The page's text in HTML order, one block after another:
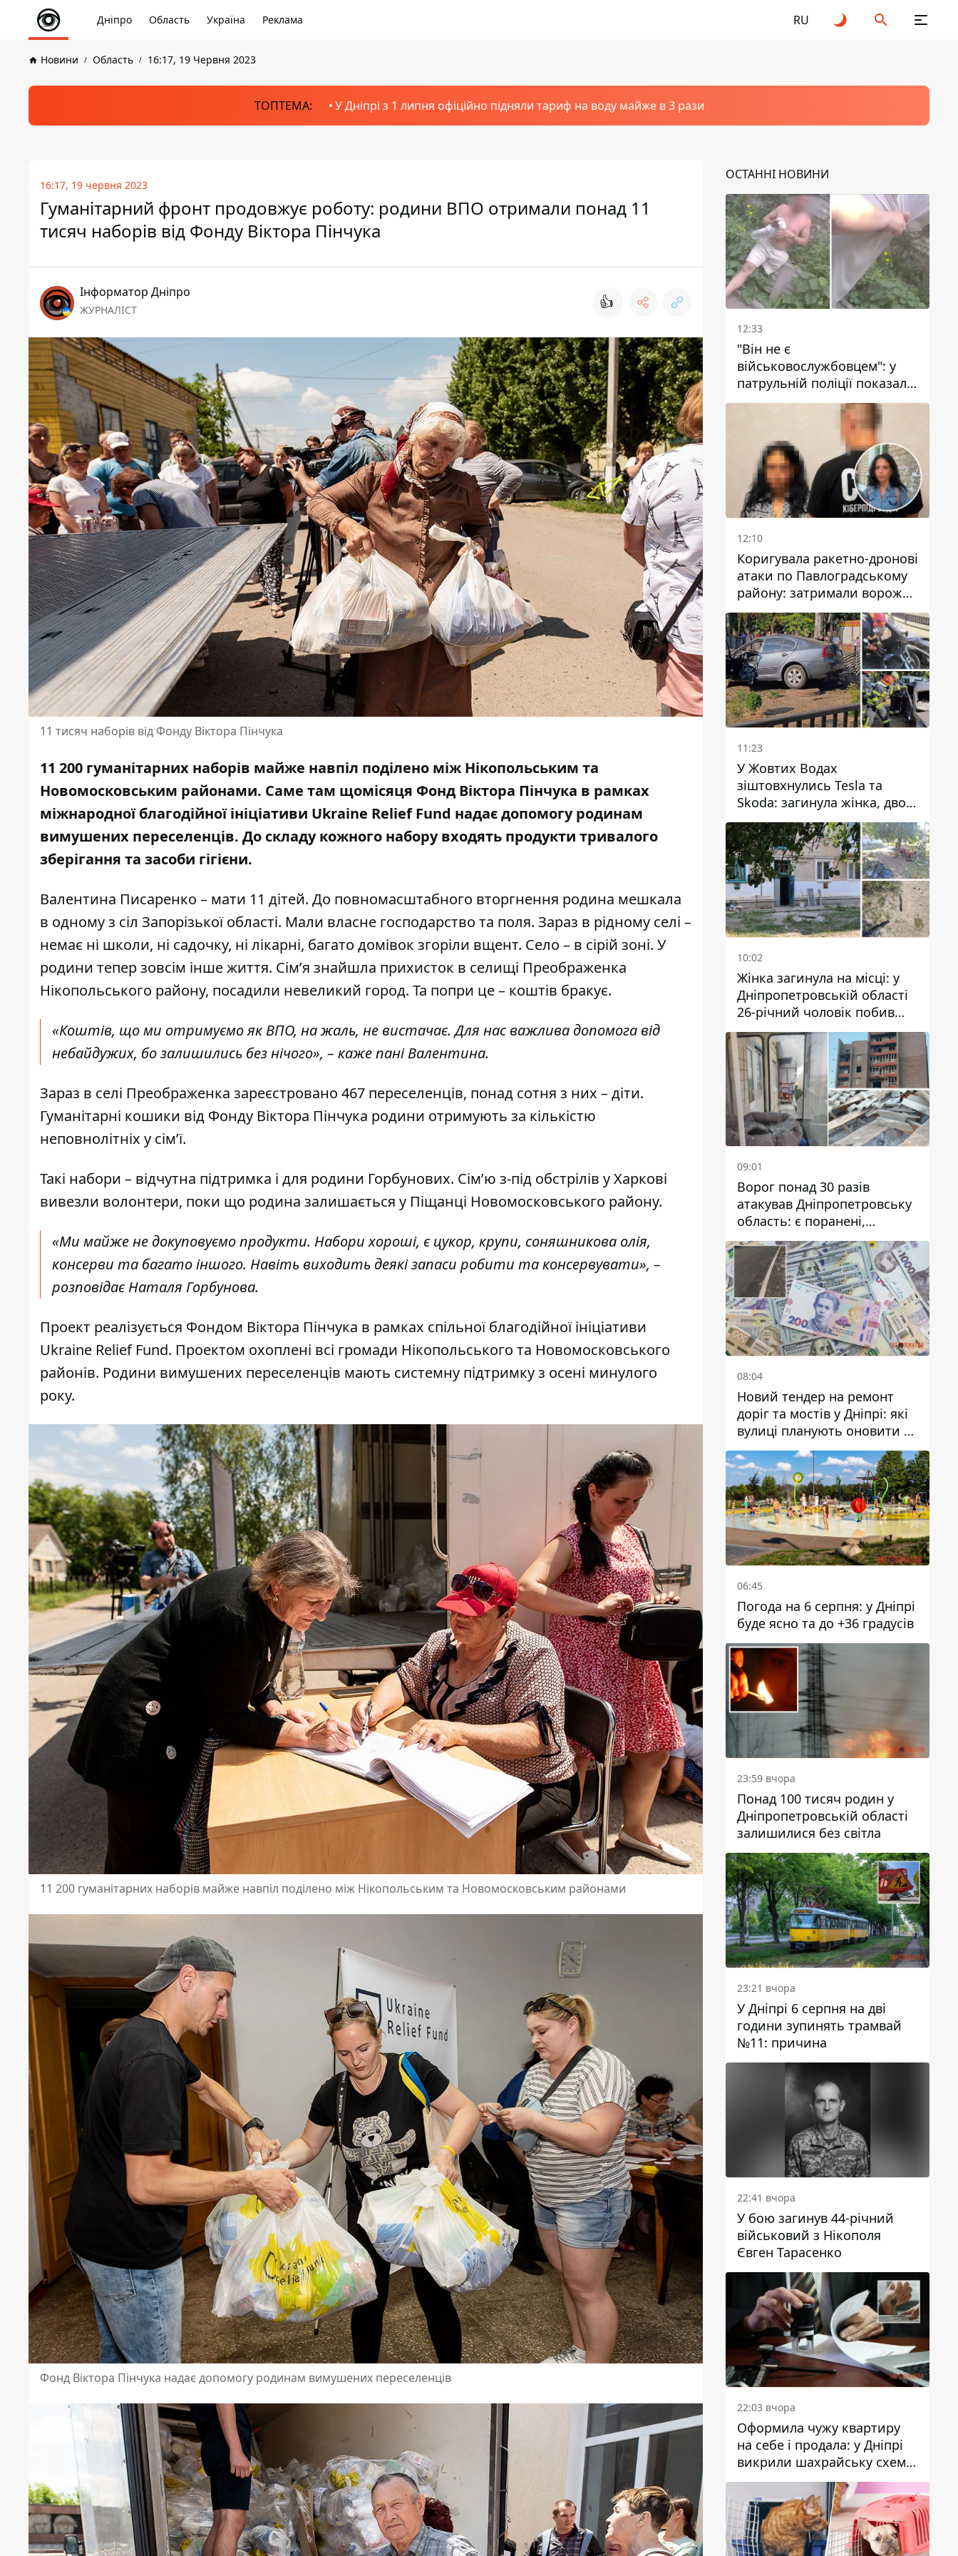
Дніпро Область Україна Реклама RU
Новини Область 16:17, 19 Червня 2023
ТОПТЕМА: У Дніпрі з 1 липня офіційно підняли тариф на воду майже в 3 рази
16:17, 19 червня 2023
Гуманітарний фронт продовжує роботу: родини ВПО отримали понад 11
тисяч наборів від Фонду Віктора Пінчука
Інформатор Дніпро
ЖУРНАЛІСТ 👍
11 тисяч наборів від Фонду Віктора Пінчука
11 200 гуманітарних наборів майже навпіл поділено між Нікопольським та
Новомосковським районами. Саме там щомісяця Фонд Віктора Пінчука в рамках
міжнародної благодійної ініціативи Ukraine Relief Fund надає допомогу родинам
вимушених переселенців. До складу кожного набору входять продукти тривалого
зберігання та засоби гігієни.
Валентина Писаренко – мати 11 дітей. До повномасштабного вторгнення родина мешкала
в одному з сіл Запорізької області. Мали власне господарство та поля. Зараз в рідному селі –
немає ні школи, ні садочку, ні лікарні, багато домівок згоріли вщент. Село – в сірій зоні. У
родини тепер зовсім інше життя. Сім’я знайшла прихисток в селищі Преображенка
Нікопольського району, посадили невеликий город. Та попри це – коштів бракує.
«Коштів, що ми отримуємо як ВПО, на жаль, не вистачає. Для нас важлива допомога від
небайдужих, бо залишились без нічого», – каже пані Валентина.
Зараз в селі Преображенка зареєстровано 467 переселенців, понад сотня з них – діти.
Гуманітарні кошики від Фонду Віктора Пінчука родини отримують за кількістю
неповнолітніх у сім’ї.
Такі набори – відчутна підтримка і для родини Горбунових. Сім’ю з-під обстрілів у Харкові
вивезли волонтери, поки що родина залишається у Піщанці Новомосковського району.
«Ми майже не докуповуємо продукти. Набори хороші, є цукор, крупи, соняшникова олія,
консерви та багато іншого. Навіть виходить деякі запаси робити та консервувати», –
розповідає Наталя Горбунова.
Проект реалізується Фондом Віктора Пінчука в рамках спільної благодійної ініціативи
Ukraine Relief Fund. Проектом охоплені всі громади Нікопольського та Новомосковського
районів. Родини вимушених переселенців мають системну підтримку з осені минулого
року.
11 200 гуманітарних наборів майже навпіл поділено між Нікопольським та Новомосковським районами
Фонд Віктора Пінчука надає допомогу родинам вимушених переселенців
ОСТАННІ НОВИНИ
12:33
"Він не є
військовослужбовцем": у
патрульній поліції показали
відео конфлікту з чоловіком
без ноги на проспекті Поля
12:10
Коригувала ракетно-дронові
атаки по Павлоградському
району: затримали ворожу
агентку
11:23
У Жовтих Водах
зіштовхнулись Tesla та
Skoda: загинула жінка, двоє
людей постраждали
10:02
Жінка загинула на місці: у
Дніпропетровській області
26-річний чоловік побив
трьох людей металевим
предметом
09:01
Ворог понад 30 разів
атакував Дніпропетровську
область: є поранені,
пошкоджені ліцей, будинки
та підприємства
08:04
Новий тендер на ремонт
доріг та мостів у Дніпрі: які
вулиці планують оновити та
скільки десятків мільйонів
гривень на це хочуть
витратити
06:45
Погода на 6 серпня: у Дніпрі
буде ясно та до +36 градусів
23:59 вчора
Понад 100 тисяч родин у
Дніпропетровській області
залишилися без світла
23:21 вчора
У Дніпрі 6 серпня на дві
години зупинять трамвай
№11: причина
22:41 вчора
У бою загинув 44-річний
військовий з Нікополя
Євген Тарасенко
22:03 вчора
Оформила чужу квартиру
на себе і продала: у Дніпрі
викрили шахрайську схему
з нерухомістю